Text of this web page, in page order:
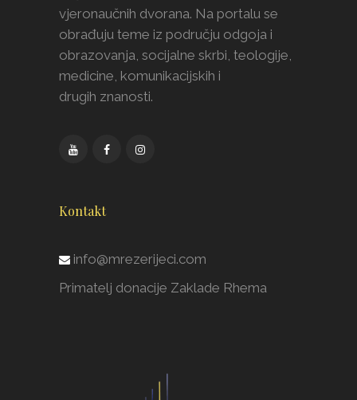
vjeronaučnih dvorana. Na portalu se
obrađuju teme iz području odgoja i
obrazovanja, socijalne skrbi, teologije,
medicine, komunikacijskih i
drugih znanosti.
Kontakt
info@mrezerijeci.com
Primatelj donacije Zaklade Rhema